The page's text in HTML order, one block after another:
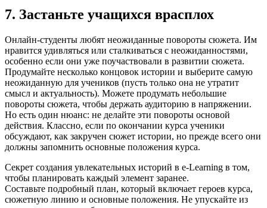
7. Застаньте учащихся врасплох
Онлайн-студенты любят неожиданные повороты сюжета. Им
нравится удивляться или сталкиваться с неожиданностями,
особенно если они уже поучаствовали в развитии сюжета.
Продумайте несколько концовок истории и выберите самую
неожиданную для учеников (пусть только она не утратит
смысл и актуальность). Можете продумать небольшие
повороты сюжета, чтобы держать аудиторию в напряжении.
Но есть один нюанс: не делайте эти повороты основой
действия. Классно, если по окончании курса ученики
обсуждают, как закручен сюжет истории, но прежде всего они
должны запомнить основные положения курса.
Секрет создания увлекательных историй в e-Learning в том,
чтобы планировать каждый элемент заранее.
Составьте подробный план, который включает героев курса,
сюжетную линию и основные положения. Не упускайте из